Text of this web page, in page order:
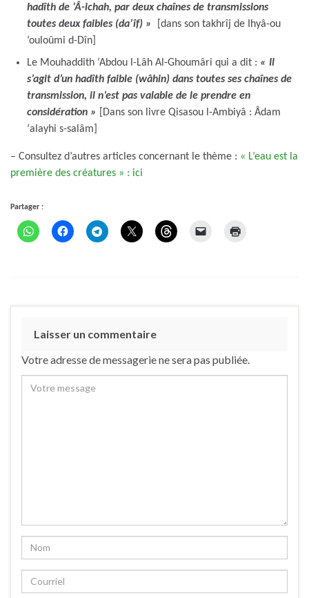
hadîth de ‘Â-ichah, par deux chaînes de transmissions
toutes deux faibles (da’îf) »
[dans son takhrîj de Ihyâ-ou
‘ouloûmi d-Dîn]
Le Mouhaddith ‘Abdou l-Lâh Al-Ghoumâri qui a dit : « Il
s’agit d’un hadîth faible (wâhin) dans toutes ses chaînes de
transmission, il n’est pas valable de le prendre en
considération »
[Dans son livre Qisasou l-Ambiyâ : Âdam
‘alayhi s-salâm]
– Consultez d’autres articles concernant le thème : « L’eau est la
première des créatures » : ici
Partager :
Laisser un commentaire
Votre adresse de messagerie ne sera pas publiée.